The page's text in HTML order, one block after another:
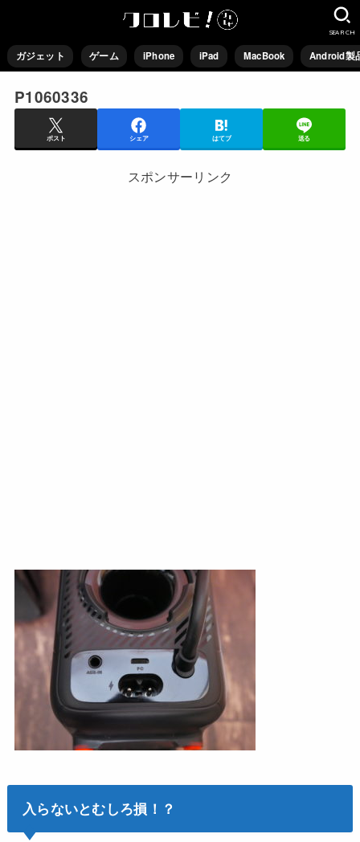
ガジェット ゲーム iPhone iPad MacBook Android製
SEARCH
P1060336
ポスト シェア はてブ 送る
スポンサーリンク
入らないとむしろ損！？